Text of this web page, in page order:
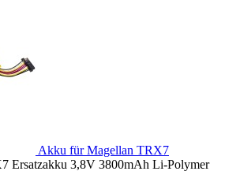
Akku für Magellan TRX7
Ersatzakku 3,8V 3800mAh Li-Polymer